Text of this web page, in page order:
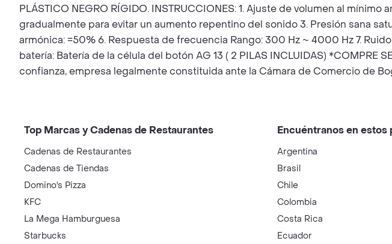
PLÁSTICO NEGRO RÍGIDO. INSTRUCCIONES: 1. Ajuste de volumen al
gradualmente para evitar un aumento repentino del sonido 3. Presión sana
armónica: =50% 6. Respuesta de frecuencia Rango: 300 Hz ~ 4000 Hz 7.
batería: Batería de la célula del botón AG 13 ( 2 PILAS INCLUIDAS)
confianza, empresa legalmente constituida ante la Cámara de Comercio de
Top Marcas y Cadenas de Restaurantes
Cadenas de Restaurantes
Cadenas de Tiendas
Domino's Pizza
KFC
La Mega Hamburguesa
Starbucks
Encuéntranos en estos
Argentina
Brasil
Chile
Colombia
Costa Rica
Ecuador